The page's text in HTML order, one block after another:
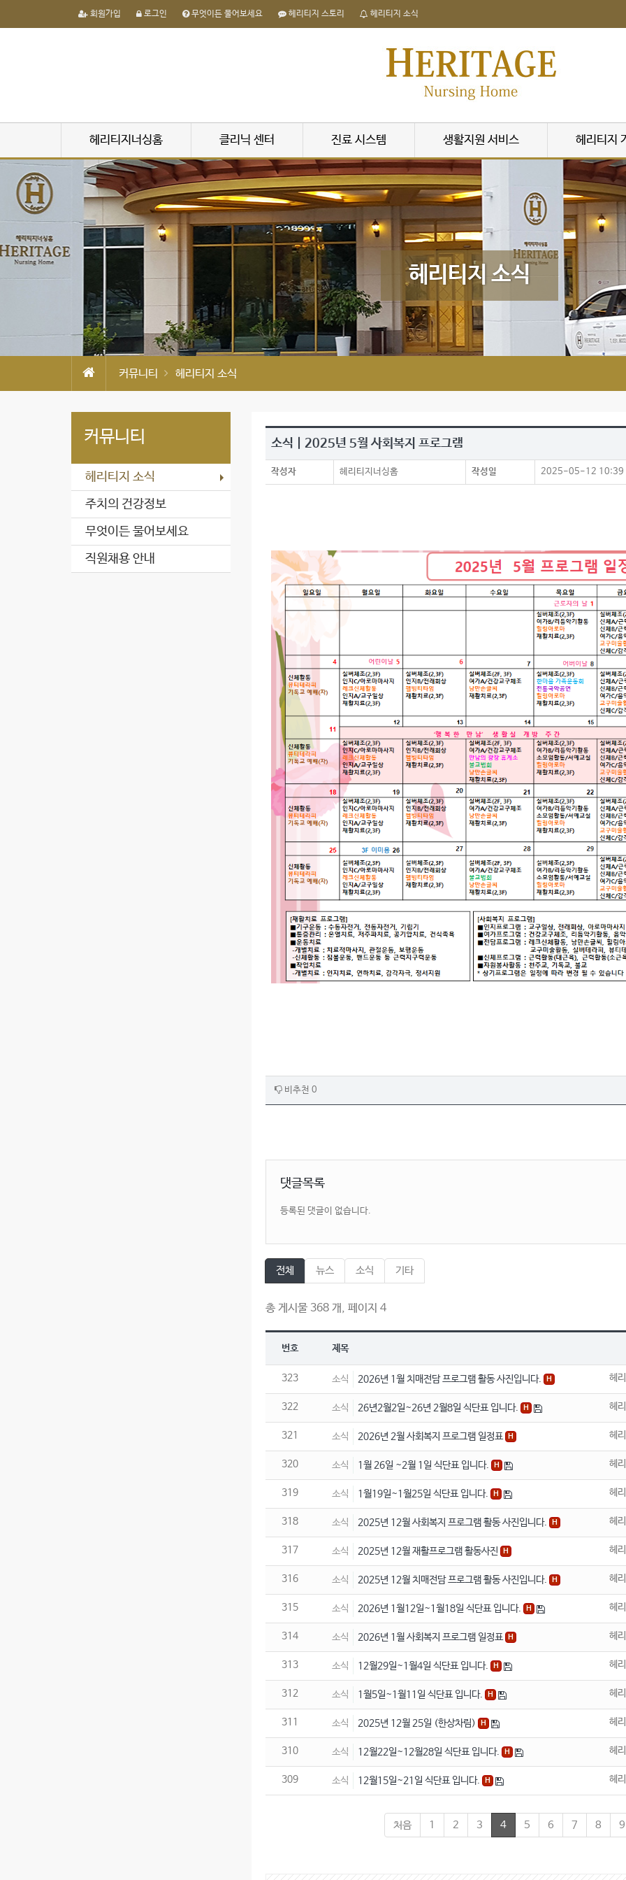
회원가입 로그인 무엇이든 물어보세요 헤리티지 스토리 헤리티지 소식
헤리티지너싱홈 클리닉 센터 진료 시스템 생활지원 서비스 헤리티지
헤리티지 소식
커뮤니티 헤리티지 소식
커뮤니티
헤리티지 소식
주치의 건강정보
무엇이든 물어보세요
직원채용 안내
소식 | 2025년 5월 사회복지 프로그램
작성자 헤리티지너싱홈 작성일 2025-05-12 10:39
비추천 0
댓글목록
등록된 댓글이 없습니다.
전체 뉴스 소식 기타
총 게시물 368 개, 페이지 4
번호 제목
323 소식 2026년 1월 치매전담 프로그램 활동 사진입니다. H 헤
322 소식 26년2월2일~26년 2월8일 식단표 입니다. H 헤
321 소식 2026년 2월 사회복지 프로그램 일정표 H 헤
320 소식 1월 26일 ~2월 1일 식단표 입니다. H 헤
319 소식 1월19일~1월25일 식단표 입니다. H 헤
318 소식 2025년 12월 사회복지 프로그램 활동 사진입니다. H 헤
317 소식 2025년 12월 재활프로그램 활동사진 H 헤
316 소식 2025년 12월 치매전담 프로그램 활동 사진입니다. H 헤
315 소식 2026년 1월12일~1월18일 식단표 입니다. H 헤
314 소식 2026년 1월 사회복지 프로그램 일정표 H 헤
313 소식 12월29일~1월4일 식단표 입니다. H 헤
312 소식 1월5일~1월11일 식단표 입니다. H 헤
311 소식 2025년 12월 25일 (한상차림) H 헤
310 소식 12월22일~12월28일 식단표 입니다. H 헤
309 소식 12월15일~21일 식단표 입니다. H 헤
처음 1 2 3 4 5 6 7 8 9